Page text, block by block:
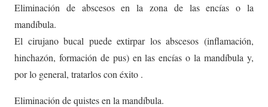
Eliminación de abscesos en la zona de las encías o la
mandíbula.
El cirujano bucal puede extirpar los abscesos (inflamación,
hinchazón, formación de pus) en las encías o la mandíbula y,
por lo general, tratarlos con éxito .
Eliminación de quistes en la mandíbula.